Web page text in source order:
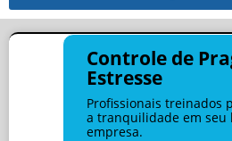
Controle de
Estresse
Profissionais treinados
a tranquilidade em seu
empresa.